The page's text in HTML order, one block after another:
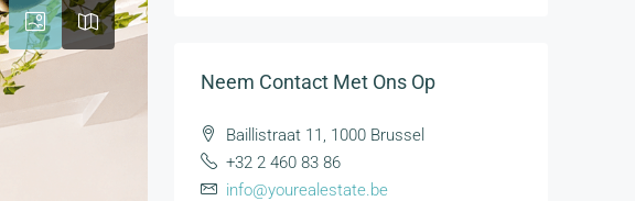
Neem Contact Met Ons Op
Baillistraat 11, 1000 Brussel
+32 2 460 83 86
info@yourealestate.be